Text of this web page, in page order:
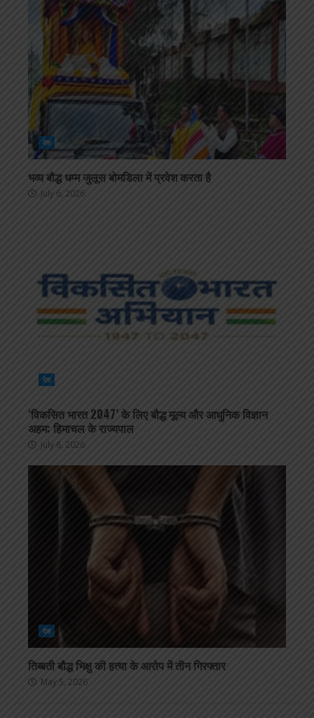
देश
भव्य बौद्ध धम्म जुलूस बोमडिला में प्रवेश करता है
July 6, 2026
देश
‘विकसित भारत 2047’ के लिए बौद्ध मूल्य और आधुनिक विज्ञान
अहम: हिमाचल के राज्यपाल
July 6, 2026
देश
तिब्बती बौद्ध भिक्षु की हत्या के आरोप में तीन गिरफ्तार
May 5, 2026